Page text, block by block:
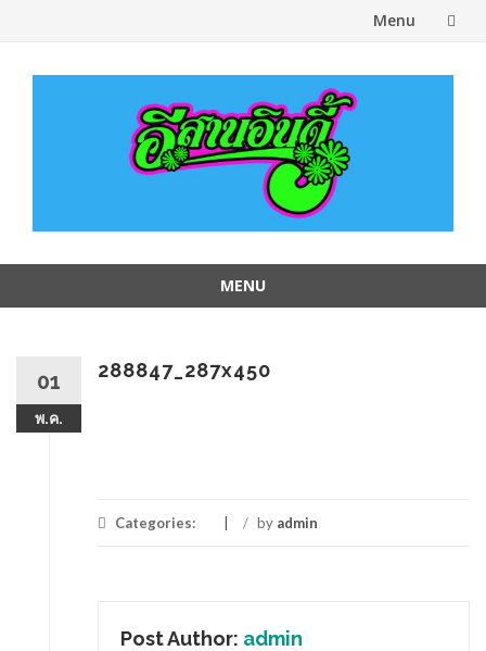
Menu
MENU
01
พ.ค.
288847_287x450
Categories: / by admin
Post Author: admin